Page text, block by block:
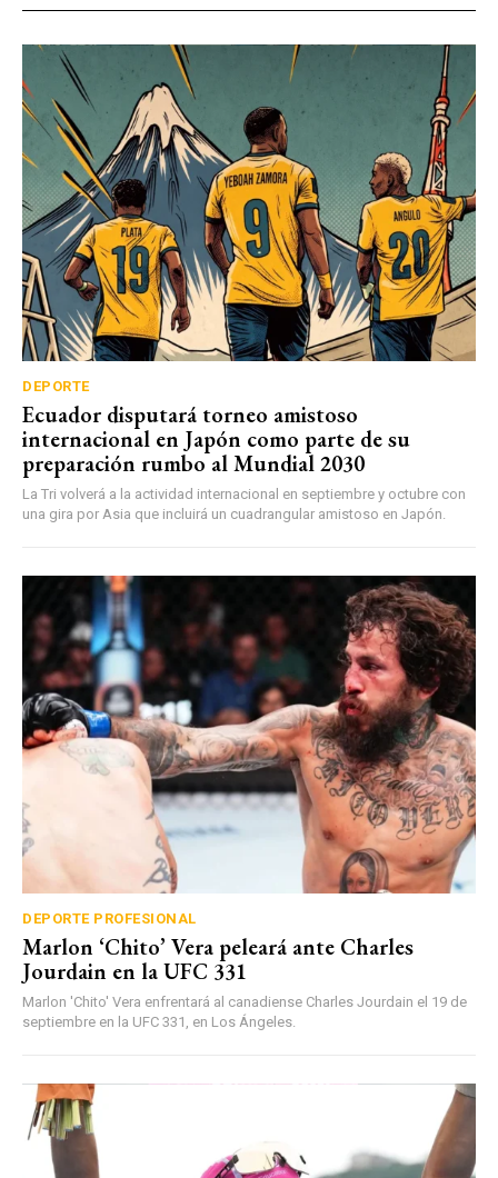
DEPORTE
Ecuador disputará torneo amistoso
internacional en Japón como parte de su
preparación rumbo al Mundial 2030
La Tri volverá a la actividad internacional en septiembre y octubre con
una gira por Asia que incluirá un cuadrangular amistoso en Japón.
DEPORTE PROFESIONAL
Marlon ‘Chito’ Vera peleará ante Charles
Jourdain en la UFC 331
Marlon 'Chito' Vera enfrentará al canadiense Charles Jourdain el 19 de
septiembre en la UFC 331, en Los Ángeles.